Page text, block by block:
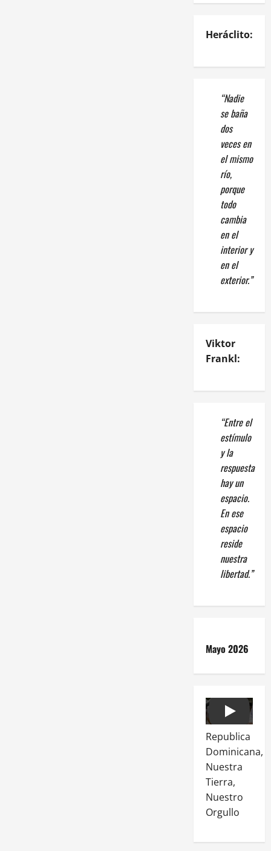
Heráclito:
“Nadie
se baña
dos
veces en
el mismo
río,
porque
todo
cambia
en el
interior y
en el
exterior.”
Viktor
Frankl:
“Entre el
estímulo
y la
respuesta
hay un
espacio.
En ese
espacio
reside
nuestra
libertad.”
Mayo 2026
Play
Republica
Dominicana,
Nuestra
Tierra,
Nuestro
Orgullo